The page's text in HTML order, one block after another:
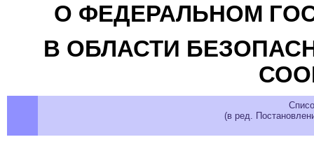
О ФЕДЕРАЛЬНОМ
В ОБЛАСТИ
(в ред.